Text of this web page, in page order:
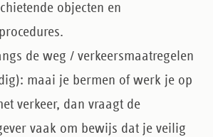
objecten en
de weg / verkeersmaatregelen
: maai je bermen of werk je op
verkeer, dan vraagt de
vaak om bewijs dat je veilig